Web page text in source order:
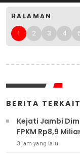
HALAMAN
1 2 3 4
BERITA TERKAIT
Kejati Jambi
FPKM Rp8,9
3 jam yang lalu